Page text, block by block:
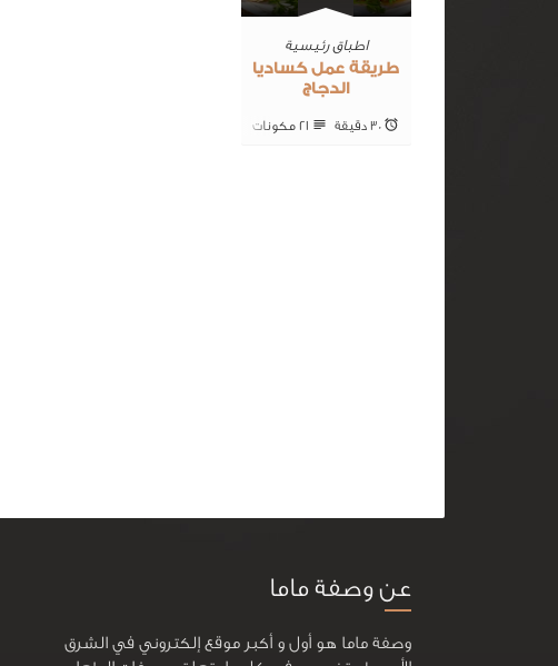
اطباق رئيسية
طريقة عمل كساديا
الدجاج
30 ‎دقيقة 21 ‎مكونات
عن وصفة ماما
وصفة ماما هو أول و أكبر موقع إلكتروني في الشرق